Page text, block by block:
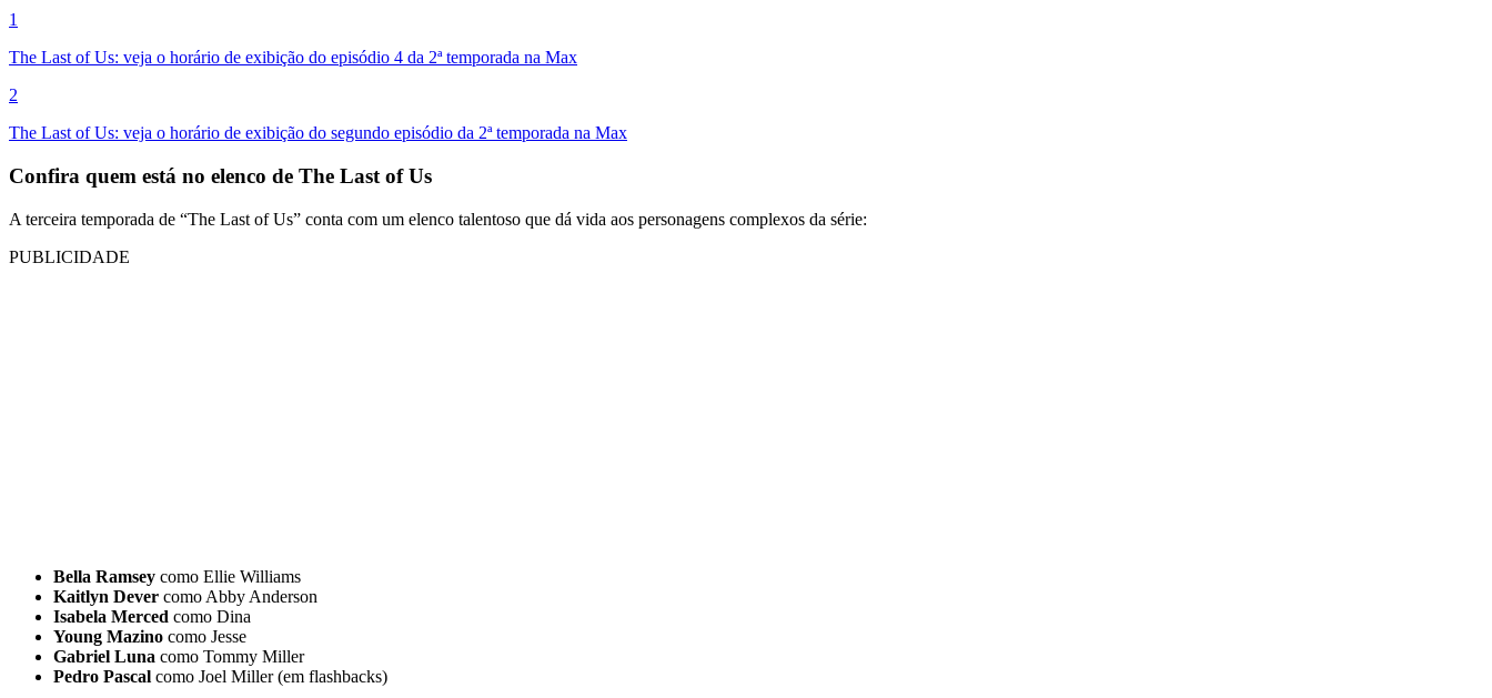
1
The Last of Us: veja o horário de exibição do episódio 4 da 2ª temporada na Max
2
The Last of Us: veja o horário de exibição do segundo episódio da 2ª temporada na Max
Confira quem está no elenco de The Last of Us
A terceira temporada de “The Last of Us” conta com um elenco talentoso que dá vida aos personagens complexos da série:​
PUBLICIDADE
Bella Ramsey como Ellie Williams
Kaitlyn Dever como Abby Anderson
Isabela Merced como Dina
Young Mazino como Jesse
Gabriel Luna como Tommy Miller
Pedro Pascal como Joel Miller (em flashbacks)